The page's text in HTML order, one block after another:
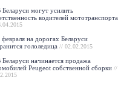
Беларуси могут усилить
водителей мототранспорта
февраля на дорогах Беларуси
гололедица // 02.02.2015
Беларуси начинается продажа
Peugeot собственной сборки //